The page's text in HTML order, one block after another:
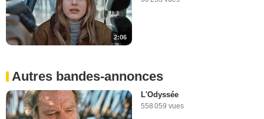
2:06
Autres bandes-annonces
L'Odyssée
558 059 vues